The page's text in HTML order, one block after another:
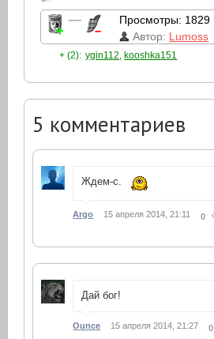
— Просмотры: 1829
Автор: Lumoss
+ (2): ygin112, kooshka151
5 комментариев
Ждем-с.
Argo 15 апреля 2014, 21:11 0
Дай бог!
Ounce 15 апреля 2014, 21:27 0